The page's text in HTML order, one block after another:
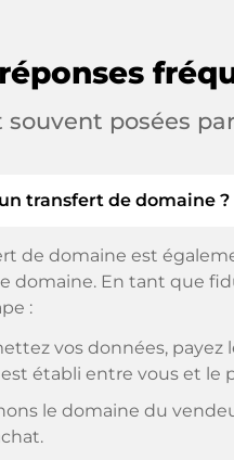
souvent posées
transfert de domaine ?
de domaine est
domaine. En tant que
:
vos données,
établi entre vous et le
le domaine du